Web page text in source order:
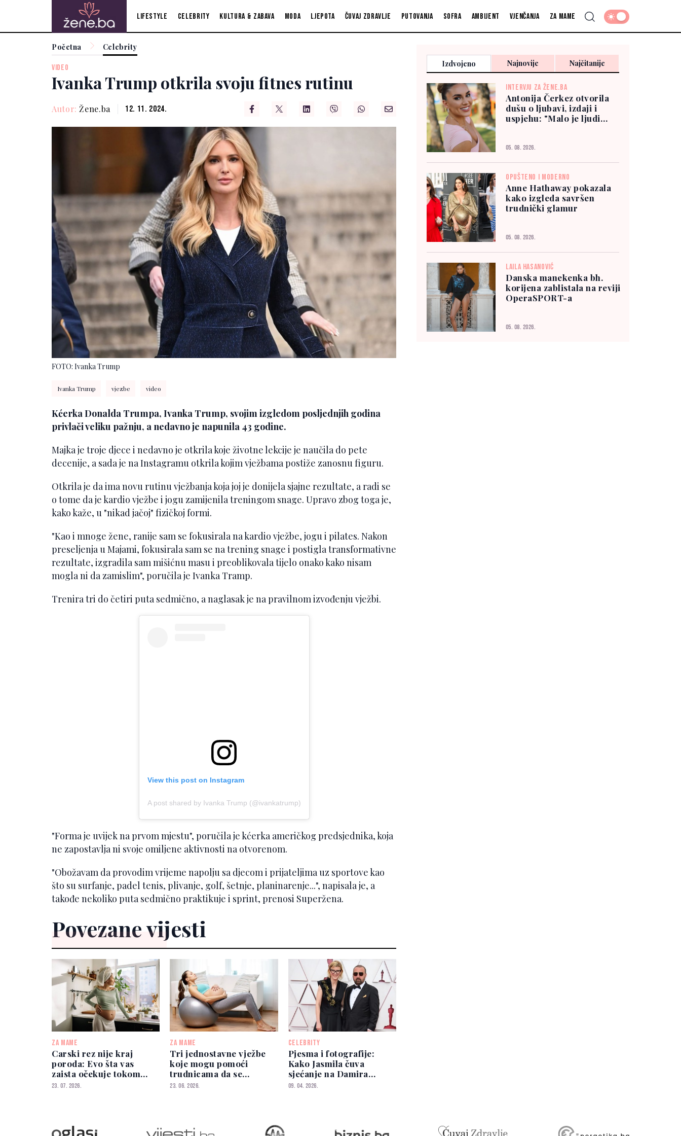
Lifestyle Celebrity Kultura & zabava Moda Ljepota Čuvaj zdravlje Putovanja Sofra Ambijent Vjenčanja Za mame
Početna Celebrity
VIDEO
Ivanka Trump otkrila svoju fitnes rutinu
Autor: Žene.ba 12. 11. 2024.
FOTO: Ivanka Trump
Ivanka Trump vjezbe video
Kćerka Donalda Trumpa, Ivanka Trump, svojim izgledom posljednjih godina
privlači veliku pažnju, a nedavno je napunila 43 godine.
Majka je troje djece i nedavno je otkrila koje životne lekcije je naučila do pete
decenije, a sada je na Instagramu otkrila kojim vježbama postiže zanosnu figuru.
Otkrila je da ima novu rutinu vježbanja koja joj je donijela sjajne rezultate, a radi se
o tome da je kardio vježbe i jogu zamijenila treningom snage. Upravo zbog toga je,
kako kaže, u "nikad jačoj" fizičkoj formi.
"Kao i mnoge žene, ranije sam se fokusirala na kardio vježbe, jogu i pilates. Nakon
preseljenja u Majami, fokusirala sam se na trening snage i postigla transformativne
rezultate, izgradila sam mišićnu masu i preoblikovala tijelo onako kako nisam
mogla ni da zamislim", poručila je Ivanka Tramp.
Trenira tri do četiri puta sedmično, a naglasak je na pravilnom izvođenju vježbi.
View this post on Instagram
A post shared by Ivanka Trump (@ivankatrump)
"Forma je uvijek na prvom mjestu", poručila je kćerka američkog predsjednika, koja
ne zapostavlja ni svoje omiljene aktivnosti na otvorenom.
"Obožavam da provodim vrijeme napolju sa djecom i prijateljima uz sportove kao
što su surfanje, padel tenis, plivanje, golf, šetnje, planinarenje...", napisala je, a
takođe nekoliko puta sedmično praktikuje i sprint, prenosi Superžena.
Povezane vijesti
ZA MAME
Carski rez nije kraj
poroda: Evo šta vas
zaista očekuje tokom
oporavka
23. 07. 2026.
ZA MAME
Tri jednostavne vježbe
koje mogu pomoći
trudnicama da se
osjećaju snažnije i
23. 06. 2026.
CELEBRITY
Pjesma i fotografije:
Kako Jasmila čuva
sjećanje na Damira
Ibrahimovića
09. 04. 2026.
Izdvojeno Najnovije Najčitanije
INTERVJU ZA ŽENE.BA
Antonija Čerkez otvorila
dušu o ljubavi, izdaji i
uspjehu: "Malo je ljudi
05. 08. 2026.
OPUŠTENO I MODERNO
Anne Hathaway pokazala
kako izgleda savršen
trudnički glamur
05. 08. 2026.
LAILA HASANOVIĆ
Danska manekenka bh.
korijena zablistala na reviji
OperaSPORT-a
05. 08. 2026.